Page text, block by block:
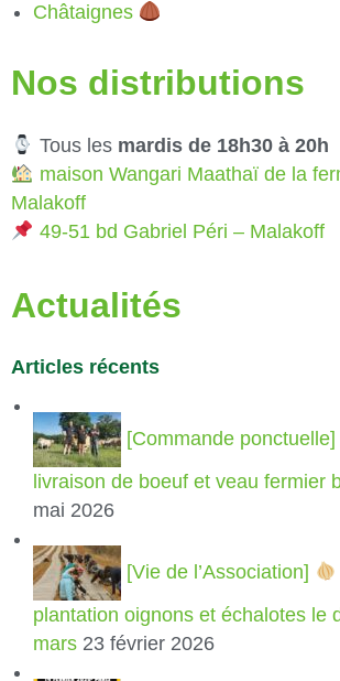
Châtaignes
Nos distributions
Tous lesmardis de 18h30 à 20h
maison Wangari Maathaï de la
Malakoff
49-51 bd Gabriel Péri – Malakoff
Actualités
Articles récents
[Commande ponctuelle]
livraison de boeuf et veau fermier
mai 2026
[Vie de l’Association]
plantation oignons et échalotes le
mars 23 février 2026